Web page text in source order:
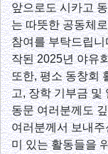
앞으로도 시카고
는 따뜻한 공동체
참여를 부탁드립
작된 2025년 야유
또한, 평소 동창회
고, 장학 기부금 및
동문 여러분께도
여러분께서 보내
미 있는 활동들을